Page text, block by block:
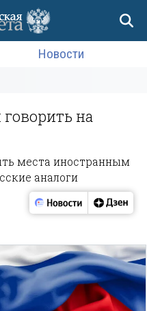
Новости
на
места иностранным
аналоги